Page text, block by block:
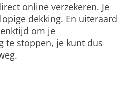
online verzekeren. Je
dekking. En uiteraard
om je
te stoppen, je kunt dus